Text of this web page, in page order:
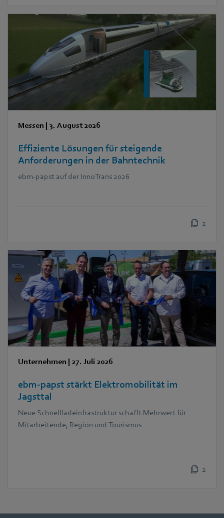
Messen | 3. August 2026
Effiziente Lösungen für steigende
Anforderungen in der Bahntechnik
ebm‑papst auf der InnoTrans 2026
2
Unternehmen | 27. Juli 2026
ebm‑papst stärkt Elektromobilität im
Jagsttal
Neue Schnellladeinfrastruktur schafft Mehrwert für
Mitarbeitende, Region und Tourismus
2